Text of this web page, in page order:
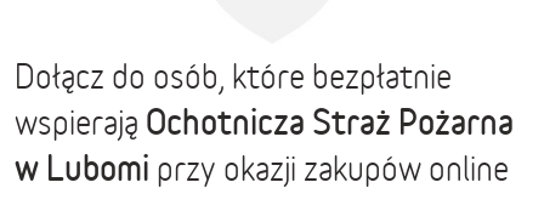
Dołącz do osób, które bezpłatnie
wspierają Ochotnicza Straż Pożarna
w Lubomi przy okazji zakupów online